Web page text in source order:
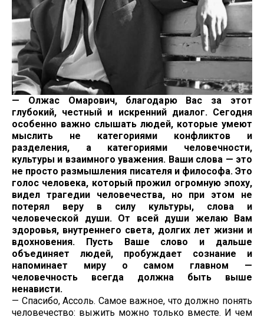
— Олжас Омарович, благодарю Вас за этот
глубокий, честный и искренний диалог. Сегодня
особенно важно слышать людей, которые умеют
мыслить не категориями конфликтов и
разделения, а категориями человечности,
культуры и взаимного уважения. Ваши слова — это
не просто размышления писателя и философа. Это
голос человека, который прожил огромную эпоху,
видел трагедии человечества, но при этом не
потерял веру в силу культуры, слова и
человеческой души. От всей души желаю Вам
здоровья, внутреннего света, долгих лет жизни и
вдохновения. Пусть Ваше слово и дальше
объединяет людей, пробуждает сознание и
напоминает миру о самом главном —
человечность всегда должна быть выше
ненависти.
— Спасибо, Ассоль. Самое важное, что должно понять
человечество: выжить можно только вместе. И чем